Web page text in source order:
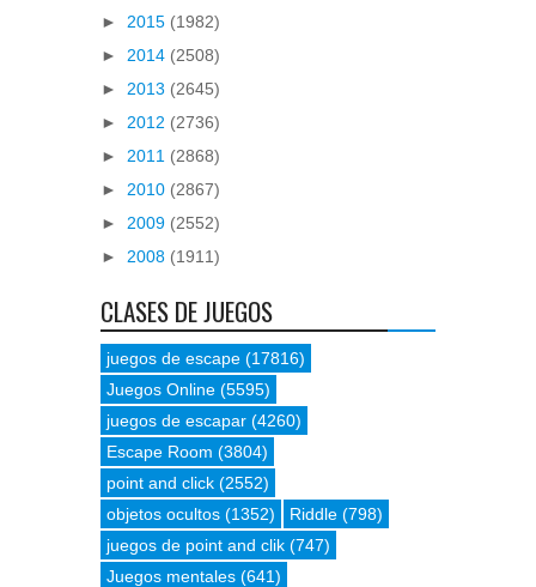
► 2015 (1982)
► 2014 (2508)
► 2013 (2645)
► 2012 (2736)
► 2011 (2868)
► 2010 (2867)
► 2009 (2552)
► 2008 (1911)
CLASES DE JUEGOS
juegos de escape (17816)
Juegos Online (5595)
juegos de escapar (4260)
Escape Room (3804)
point and click (2552)
objetos ocultos (1352) Riddle (798)
juegos de point and clik (747)
Juegos mentales (641)